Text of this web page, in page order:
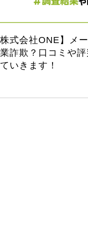
株式会社ONE】メ
詐欺？口コミや
いきます！